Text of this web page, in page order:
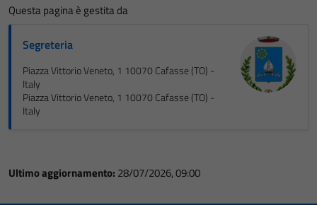
Questa pagina è gestita da
Segreteria
Piazza Vittorio Veneto, 1 10070 Cafasse (TO) -
Italy
Piazza Vittorio Veneto, 1 10070 Cafasse (TO) -
Italy
Ultimo aggiornamento: 28/07/2026, 09:00